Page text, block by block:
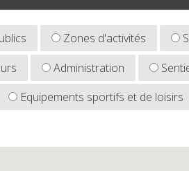
Zones d'activités
Administration
Equipements sportifs et de loisirs